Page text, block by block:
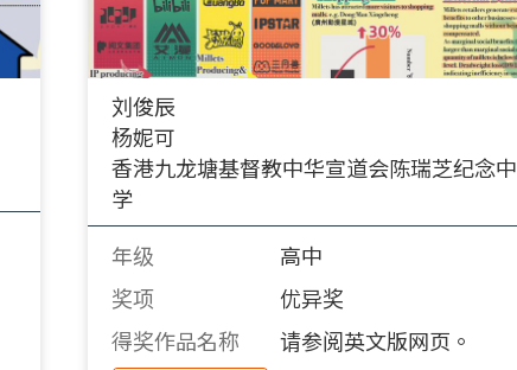
刘俊辰
杨妮可
香港九龙塘基督教中华宣道会陈瑞芝纪念中
学
年级
高中
奖项
优异奖
得奖作品名称
请参阅英文版网页。